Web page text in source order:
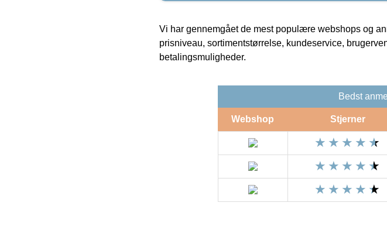
Vi har gennemgået de mest populære webshops og
prisniveau, sortimentstørrelse, kundeservice,
betalingsmuligheder.
Bedst
Webshop Stjerner